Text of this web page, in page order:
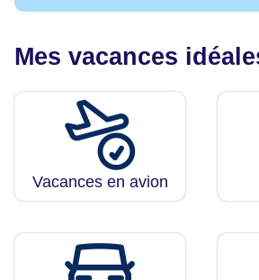
Mes vacances
Vacances en avion